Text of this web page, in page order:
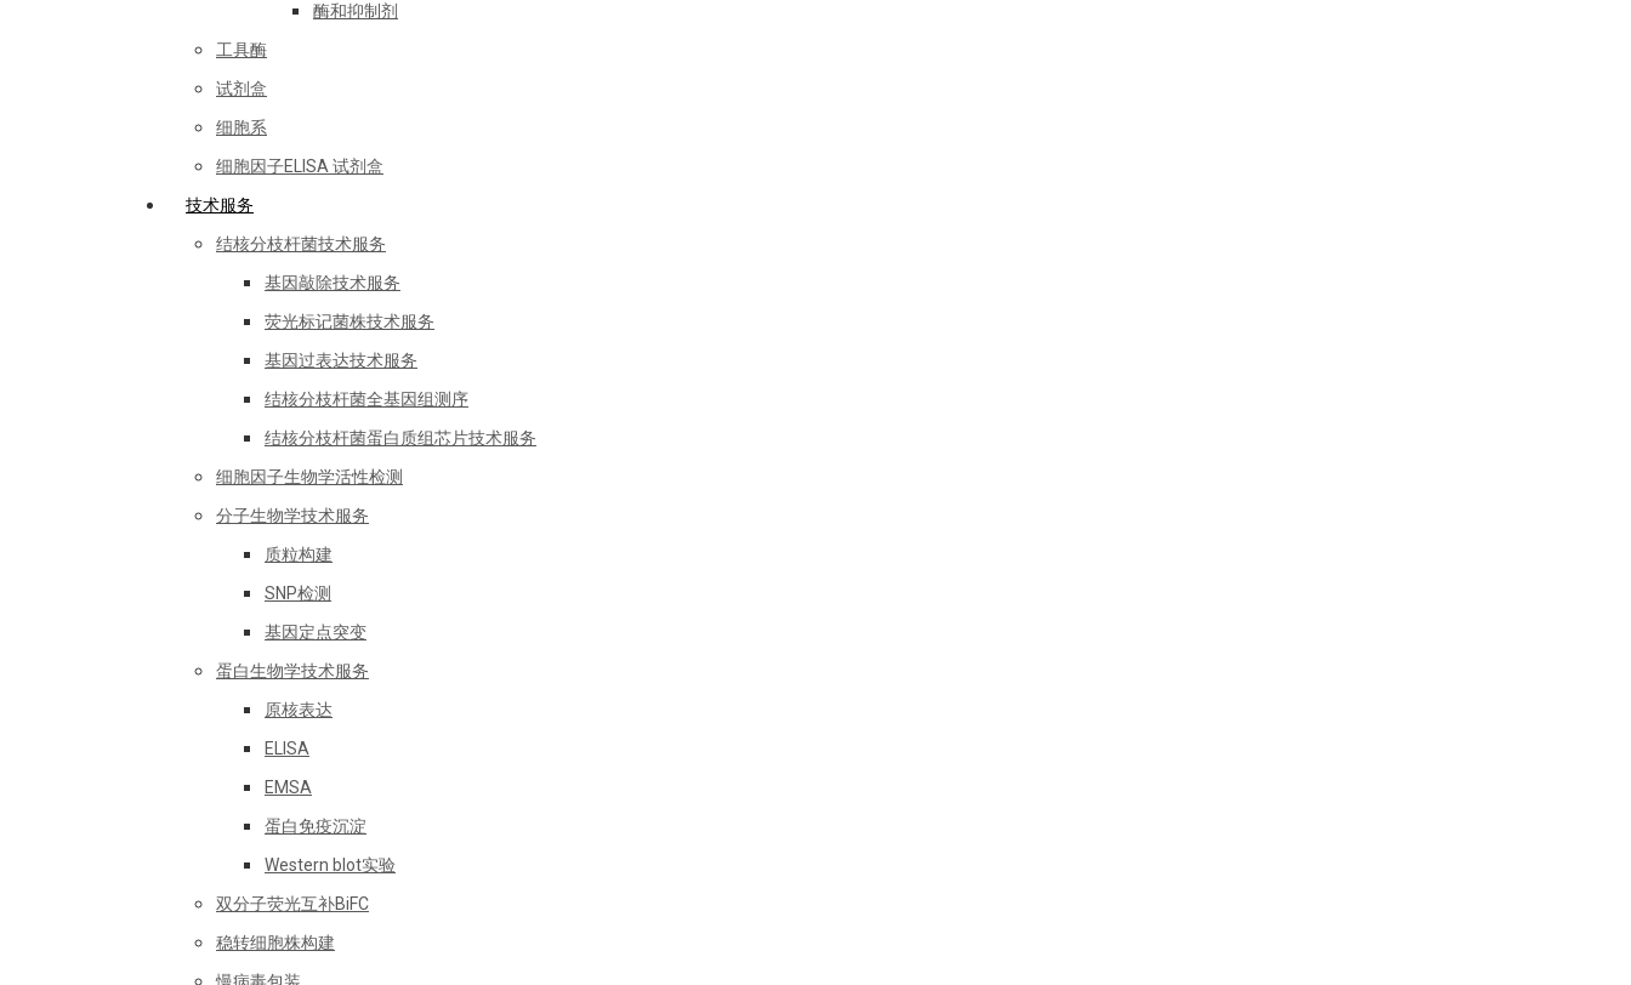
酶和抑制剂
工具酶
试剂盒
细胞系
细胞因子ELISA 试剂盒
技术服务
结核分枝杆菌技术服务
基因敲除技术服务
荧光标记菌株技术服务
基因过表达技术服务
结核分枝杆菌全基因组测序
结核分枝杆菌蛋白质组芯片技术服务
细胞因子生物学活性检测
分子生物学技术服务
质粒构建
SNP检测
基因定点突变
蛋白生物学技术服务
原核表达
ELISA
EMSA
蛋白免疫沉淀
Western blot实验
双分子荧光互补BiFC
稳转细胞株构建